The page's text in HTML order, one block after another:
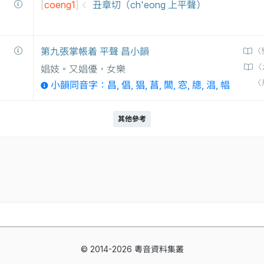
[coeng1] 丑章切（ch'eong 上平聲）
第九張掌帳着 平聲 昌小韻
娼妓。又娼優，女樂
小韻同音字：昌, 倡, 猖, 菖, 閶, 窓, 牕, 淐, 𢃑
其他參考
© 2014-2026 粵音資料集叢